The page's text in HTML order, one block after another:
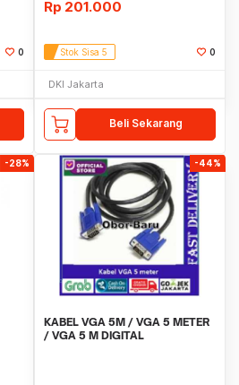
0
Rp 201.000
Stok Sisa 5 0
DKI Jakarta
Beli Sekarang
-28% -44%
KABEL VGA 5M / VGA 5 METER
/ VGA 5 M DIGITAL